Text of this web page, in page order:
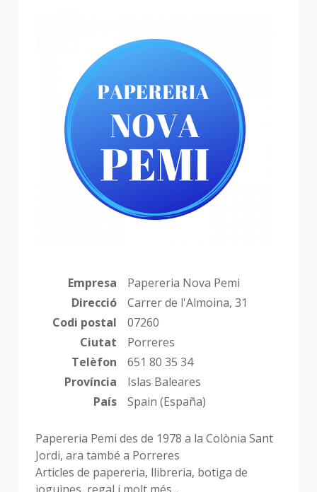
Empresa
Papereria Nova Pemi
Direcció
Carrer de l'Almoina, 31
Codi postal
07260
Ciutat
Porreres
Telèfon
651 80 35 34
Província
Islas Baleares
País
Spain (España)
Papereria Pemi des de 1978 a la Colònia Sant
Jordi, ara també a Porreres
Articles de papereria, llibreria, botiga de
joguines, regal i molt més...